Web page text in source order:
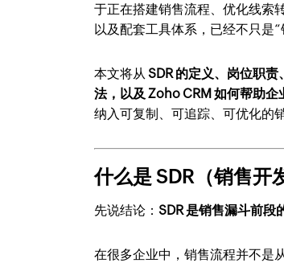
于正在搭建销售流程、优化线索
以及配套工具体系，已经不只是
本文将从SDR 的定义、岗位职
法，以及 Zoho CRM 如何帮助企
纳入可复制、可追踪、可优化的
什么是 SDR（销售开
先说结论：SDR 是销售漏斗前段
在很多企业中，销售流程并不是